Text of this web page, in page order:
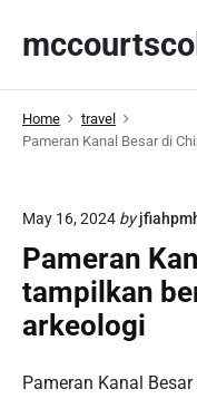
p
Home
travel
Pameran Kanal Besar di
May 16, 2024 by
Pameran
tampilkan
arkeologi
Pameran Kanal